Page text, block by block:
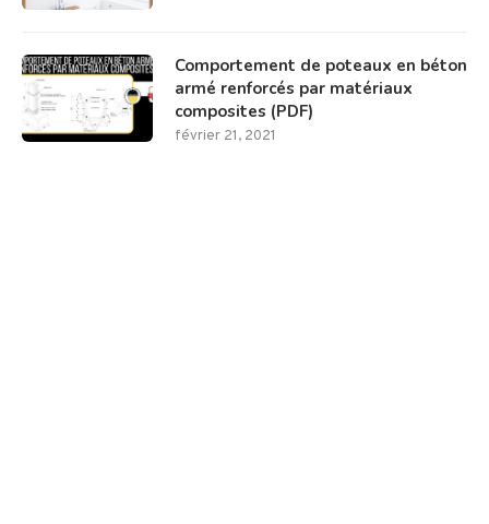
Comportement de poteaux en béton
armé renforcés par matériaux
composites (PDF)
février 21, 2021